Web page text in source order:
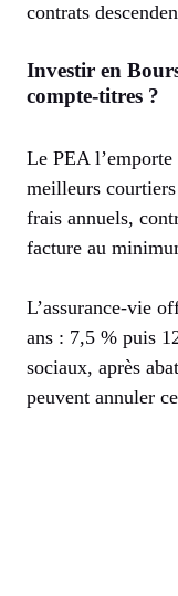
contrats
Investir en
compte-titres ?
Le PEA
meilleurs
frais annuels,
facture au
L’assurance-vie
ans : 7,5 % puis
sociaux, après
peuvent annuler